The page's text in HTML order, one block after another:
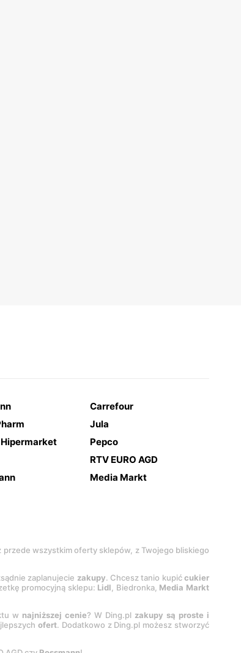
Carrefour
Jula
Pepco
RTV EURO AGD
Media Markt
wszystkim oferty sklepów, z Twojego bliskiego
zaplanujecie zakupy. Chcesz tanio kupićcukier
promocyjną sklepu: Lidl, Biedronka, Media Markt
w najniższej cenie? W Ding.pl zakupy są proste i
ofert. Dodatkowo z Ding.pl możesz stworzyć